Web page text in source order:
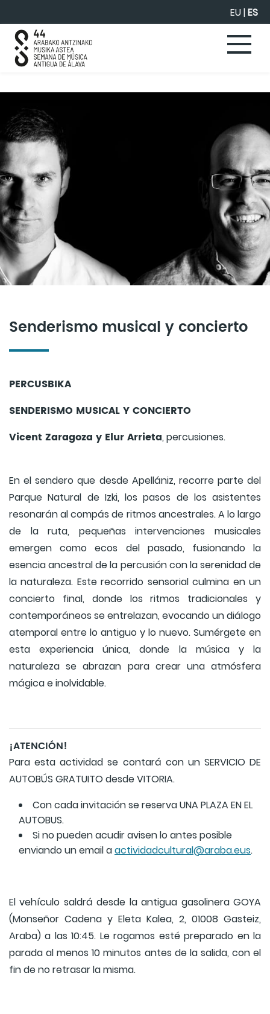
EU|ES
Senderismo musical y concierto
PERCUSBIKA
SENDERISMO MUSICAL Y CONCIERTO
Vicent Zaragoza y Elur Arrieta, percusiones.
En el sendero que desde Apellániz, recorre parte del
Parque Natural de Izki, los pasos de los asistentes
resonarán al compás de ritmos ancestrales. A lo largo
de la ruta, pequeñas intervenciones musicales
emergen como ecos del pasado, fusionando la
esencia ancestral de la percusión con la serenidad de
la naturaleza. Este recorrido sensorial culmina en un
concierto final, donde los ritmos tradicionales y
contemporáneos se entrelazan, evocando un diálogo
atemporal entre lo antiguo y lo nuevo. Sumérgete en
esta experiencia única, donde la música y la
naturaleza se abrazan para crear una atmósfera
mágica e inolvidable.
¡ATENCIÓN!
Para esta actividad se contará con un SERVICIO DE
AUTOBÚS GRATUITO desde VITORIA.
Con cada invitación se reserva UNA PLAZA EN EL
AUTOBUS.
Si no pueden acudir avisen lo antes posible
enviando un email aactividadcultural@araba.eus.
El vehículo saldrá desde la antigua gasolinera GOYA
(Monseñor Cadena y Eleta Kalea, 2, 01008 Gasteiz,
Araba) a las 10:45. Le rogamos esté preparado en la
parada al menos 10 minutos antes de la salida, con el
fin de no retrasar la misma.